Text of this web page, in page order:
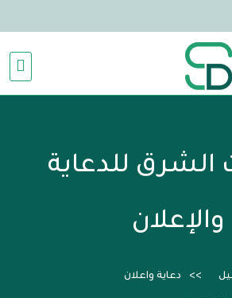
الشرق للدعاية
والإعلان
دعاية واعلان